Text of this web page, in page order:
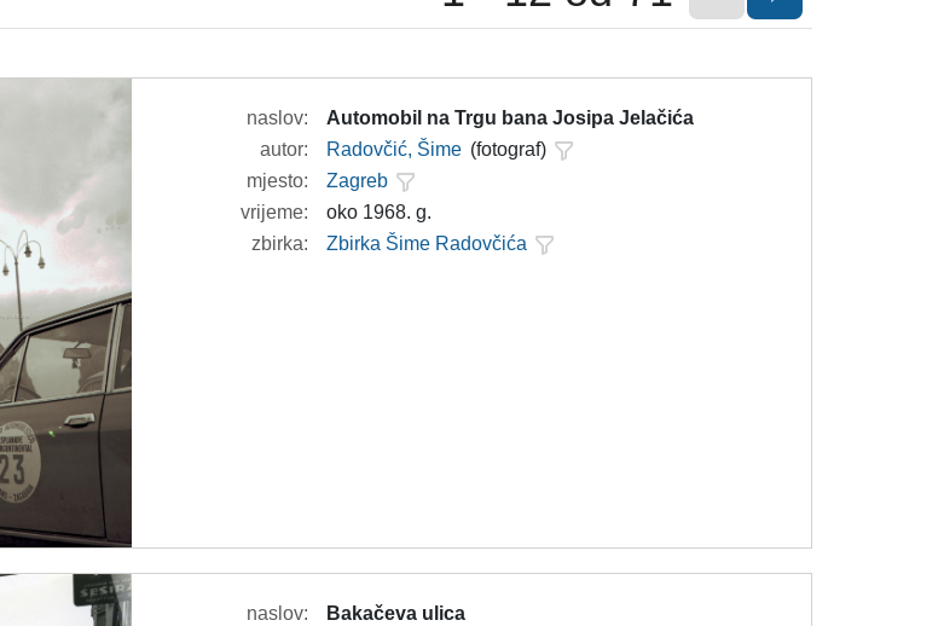
naslov:
Automobil na Trgu bana Josipa Jelačića
autor:
Radovčić, Šime (fotograf)
mjesto:
Zagreb
vrijeme:
oko 1968. g.
zbirka:
Zbirka Šime Radovčića
naslov:
Bakačeva ulica